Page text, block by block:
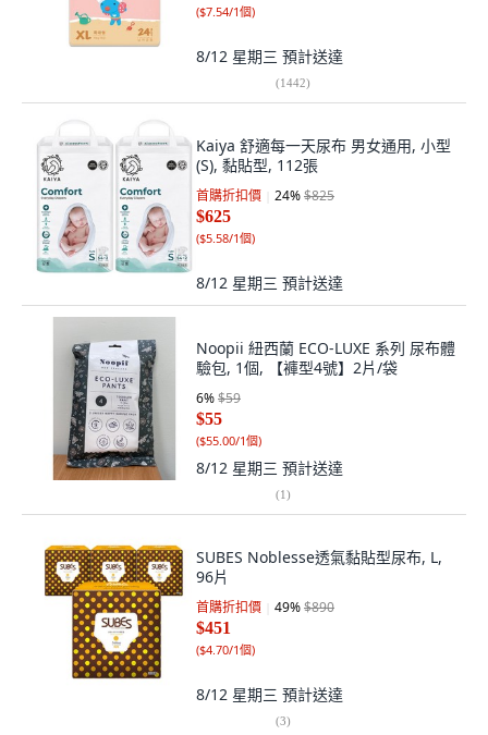
($7.54/1個)
8/12 星期三 預計送達
(1442)
Kaiya 舒適每一天尿布 男女通用, 小型
(S), 黏貼型, 112張
首購折扣價 24%$825
$625
($5.58/1個)
8/12 星期三 預計送達
Noopii 紐西蘭 ECO-LUXE 系列 尿布體
驗包, 1個, 【褲型4號】2片/袋
6%$59
$55
($55.00/1個)
8/12 星期三 預計送達
(1)
SUBES Noblesse透氣黏貼型尿布, L,
96片
首購折扣價 49%$890
$451
($4.70/1個)
8/12 星期三 預計送達
(3)